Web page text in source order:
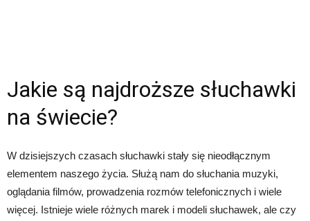
Jakie są najdroższe słuchawki
na świecie?
W dzisiejszych czasach słuchawki stały się nieodłącznym
elementem naszego życia. Służą nam do słuchania muzyki,
oglądania filmów, prowadzenia rozmów telefonicznych i wiele
więcej. Istnieje wiele różnych marek i modeli słuchawek, ale czy